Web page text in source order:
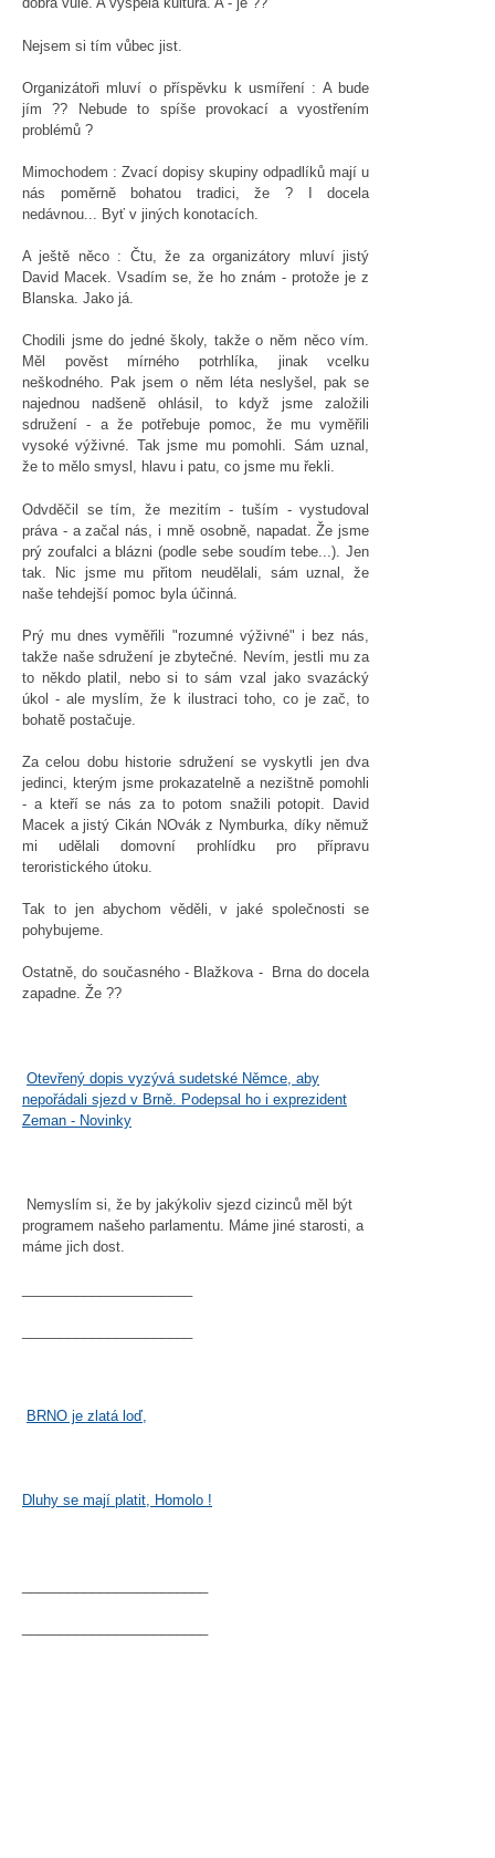
Nejsem si tím vůbec jist.
Organizátoři mluví o příspěvku k usmíření : A bude
jím ?? Nebude to spíše provokací a vyostřením
problémů ?
Mimochodem : Zvací dopisy skupiny odpadlíků mají u
nás poměrně bohatou tradici, že ? I docela
nedávnou... Byť v jiných konotacích.
A ještě něco : Čtu, že za organizátory mluví jistý
David Macek. Vsadím se, že ho znám - protože je z
Blanska. Jako já.
Chodili jsme do jedné školy, takže o něm něco vím.
Měl pověst mírného potrhlíka, jinak vcelku
neškodného. Pak jsem o něm léta neslyšel, pak se
najednou nadšeně ohlásil, to když jsme založili
sdružení - a že potřebuje pomoc, že mu vyměřili
vysoké výživné. Tak jsme mu pomohli. Sám uznal,
že to mělo smysl, hlavu i patu, co jsme mu řekli.
Odvděčil se tím, že mezitím - tuším - vystudoval
práva - a začal nás, i mně osobně, napadat. Že jsme
prý zoufalci a blázni (podle sebe soudím tebe...). Jen
tak. Nic jsme mu přitom neudělali, sám uznal, že
naše tehdejší pomoc byla účinná.
Prý mu dnes vyměřili "rozumné výživné" i bez nás,
takže naše sdružení je zbytečné. Nevím, jestli mu za
to někdo platil, nebo si to sám vzal jako svazácký
úkol - ale myslím, že k ilustraci toho, co je zač, to
bohatě postačuje.
Za celou dobu historie sdružení se vyskytli jen dva
jedinci, kterým jsme prokazatelně a nezištně pomohli
- a kteří se nás za to potom snažili potopit. David
Macek a jistý Cikán NOvák z Nymburka, díky němuž
mi udělali domovní prohlídku pro přípravu
teroristického útoku.
Tak to jen abychom věděli, v jaké společnosti se
pohybujeme.
Ostatně, do současného - Blažkova - Brna do docela
zapadne. Že ??
Otevřený dopis vyzývá sudetské Němce, aby
nepořádali sjezd v Brně. Podepsal ho i exprezident
Zeman - Novinky
Nemyslím si, že by jakýkoliv sjezd cizinců měl být
programem našeho parlamentu. Máme jiné starosti, a
máme jich dost.
BRNO je zlatá loď,
Dluhy se mají platit, Homolo !